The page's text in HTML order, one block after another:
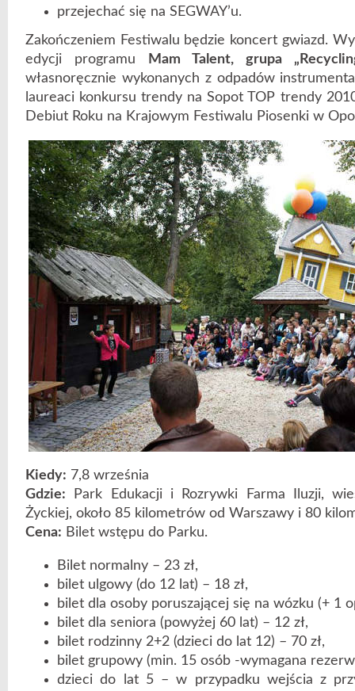
przejechać się na SEGWAY’u.
Zakończeniem Festiwalu będzie koncert gwiazd.
edycji programu
Mam Talent, grupa
własnoręcznie wykonanych z odpadów
laureaci konkursu trendy na Sopot TOP trendy
Debiut Roku na Krajowym Festiwalu Piosenki w
Kiedy: 7,8 września
Gdzie: Park Edukacji i Rozrywki Farma Iluzji,
Życkiej, około 85 kilometrów od Warszawy i 80
Cena: Bilet wstępu do Parku.
Bilet normalny – 23 zł,
bilet ulgowy (do 12 lat) – 18 zł,
bilet dla osoby poruszającej się na wózku (+ 1
bilet dla seniora (powyżej 60 lat) – 12 zł,
bilet rodzinny 2+2 (dzieci do lat 12) – 70 zł,
bilet grupowy (min. 15 osób -wymagana
dzieci do lat 5 – w przypadku wejścia z